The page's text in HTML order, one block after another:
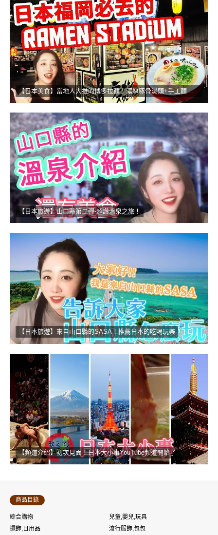
【日本美食】當地人大推的博多拉麵！濃厚豚骨湯頭+手工麵的無敵組合
【日本旅遊】山口縣第二彈-超讚溫泉之旅！
【日本旅遊】來自山口縣的SASA！推薦日本的吃喝玩樂
【頻道介紹】初次見面！日本大小事YouTube頻道開始了
商品目錄
綜合購物
兒童,嬰兒,玩具
擺飾,日用品
流行服飾,包包